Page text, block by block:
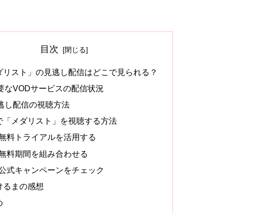
目次
リスト」の見逃し配信はどこで見られる？
なVODサービスの配信状況
し配信の視聴方法
「メダリスト」を視聴する方法
料トライアルを活用する
料期間を組み合わせる
式キャンペーンをチェック
るまの感想